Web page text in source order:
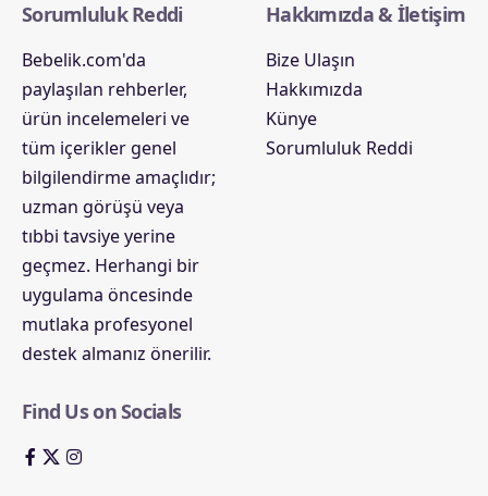
Sorumluluk Reddi
Bebelik.com'da
paylaşılan rehberler,
ürün incelemeleri ve
tüm içerikler genel
bilgilendirme amaçlıdır;
uzman görüşü veya
tıbbi tavsiye yerine
geçmez. Herhangi bir
uygulama öncesinde
mutlaka profesyonel
destek almanız önerilir.
Hakkımızda & İletişim
Bize Ulaşın
Hakkımızda
Künye
Sorumluluk Reddi
Find Us on Socials